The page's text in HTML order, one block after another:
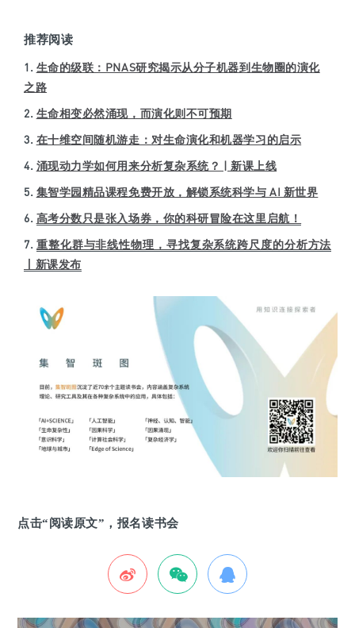
推荐阅读
1. 生命的级联：PNAS研究揭示从分子机器到生物圈的演化
之路
2. 生命相变必然涌现，而演化则不可预期
3. 在十维空间随机游走：对生命演化和机器学习的启示
4. 涌现动力学如何用来分析复杂系统？ | 新课上线
5. 集智学园精品课程免费开放，解锁系统科学与 AI 新世界
6. 高考分数只是张入场券，你的科研冒险在这里启航！
7. 重整化群与非线性物理，寻找复杂系统跨尺度的分析方法
丨新课发布
点击“阅读原文”，报名读书会